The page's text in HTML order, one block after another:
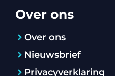
Over ons
Over ons
Nieuwsbrief
Privacyverklaring